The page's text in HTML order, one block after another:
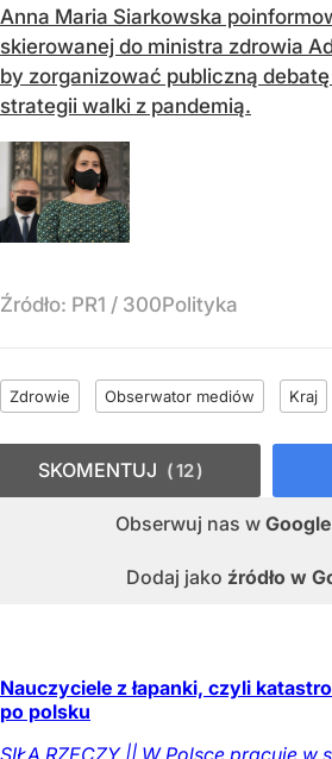
Anna Maria Siarkowska
skierowanej do ministra zdrowia
by zorganizować publiczną
strategii walki z pandemią.
Źródło: PR1 / 300Polityka
Zdrowie Obserwator mediów Kraj
Obserwuj nas w
Dodaj jako źródło w
SKOMENTUJ 12
Nauczyciele z łapanki, czyli
po polsku
SIŁĄ RZECZY || W Polsce pracuje w